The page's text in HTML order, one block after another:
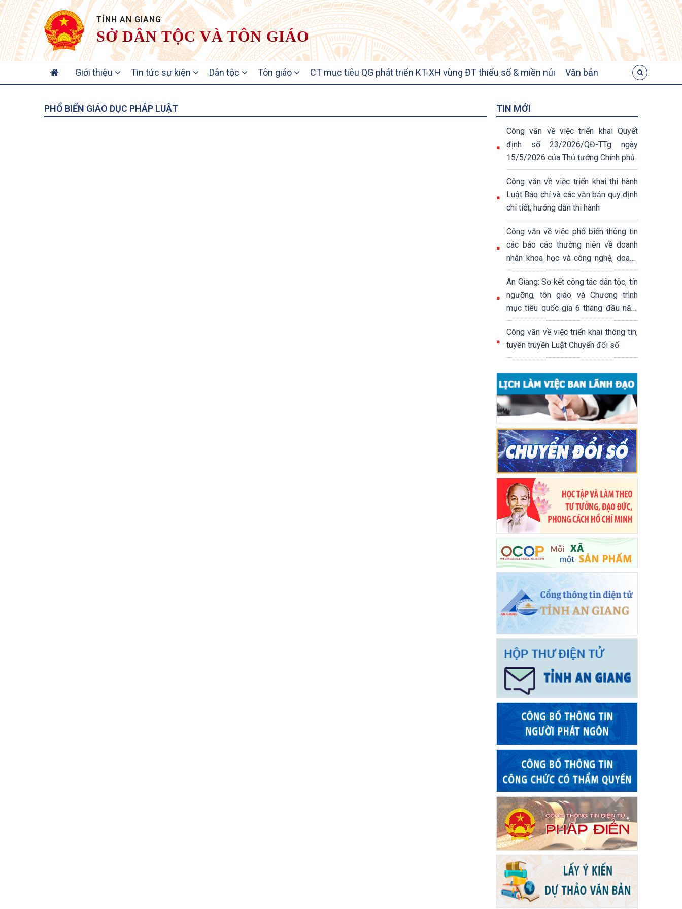
TỈNH AN GIANG
SỞ DÂN TỘC VÀ TÔN GIÁO
NAVIGATION
Giới thiệu Tin tức sự kiện Dân tộc Tôn giáo CT mục tiêu QG phát triển KT-XH vùng ĐT thiểu số & miền núi Văn bản
PHỔ BIẾN GIÁO DỤC PHÁP LUẬT TIN MỚI
Công văn về việc triển khai Quyết
định số 23/2026/QĐ-TTg ngày
15/5/2026 của Thủ tướng Chính phủ
Công văn về việc triển khai thi hành
Luật Báo chí và các văn bản quy định
chi tiết, hướng dẫn thi hành
Công văn về việc phổ biến thông tin
các báo cáo thường niên về doanh
nhân khoa học và công nghệ, doanh
nhân khởi nghiệp sáng tạo; báo cáo
thường niên đánh giá hệ sinh thái
khởi nghiệp sáng tạo quốc gia
An Giang: Sơ kết công tác dân tộc, tín
ngưỡng, tôn giáo và Chương trình
mục tiêu quốc gia 6 tháng đầu năm
2026
Công văn về việc triển khai thông tin,
tuyên truyền Luật Chuyển đổi số